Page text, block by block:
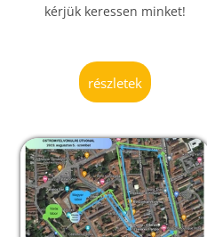
kérjük keressen minket!
részletek